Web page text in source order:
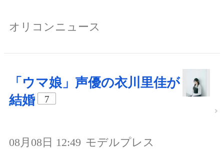
オリコンニュース
「ウマ娘」声優の衣川里佳が
結婚
7
08月08日 12:49 モデルプレス